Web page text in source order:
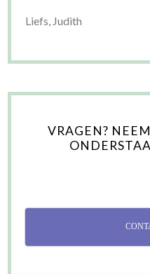
Liefs, Judith
VRAGEN?